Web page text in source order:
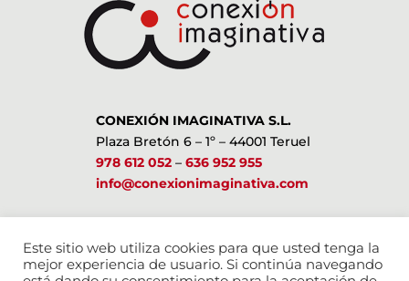
CONEXIÓN IMAGINATIVA S.L.
Plaza Bretón 6 – 1º – 44001 Teruel
978 612 052– 636 952 955
info@conexionimaginativa.com
Este sitio web utiliza cookies para que usted tenga la
mejor experiencia de usuario. Si continúa navegando